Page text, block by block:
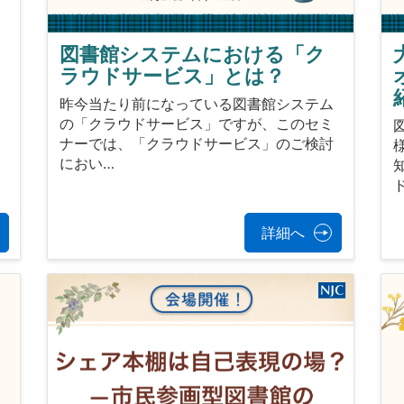
図書館システムにおける「ク
ラウドサービス」とは？
昨今当たり前になっている図書館システム
の「クラウドサービス」ですが、このセミ
ナーでは、「クラウドサービス」のご検討
におい…
詳細へ